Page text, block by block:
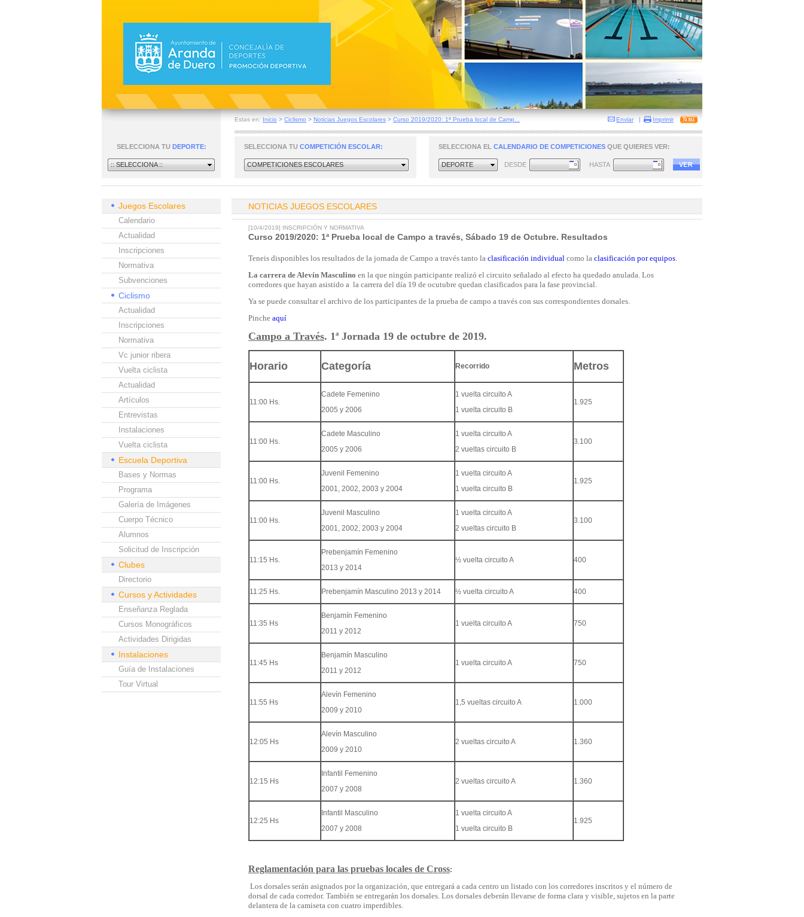
Estas en: Inicio > Ciclismo > Noticias Juegos Escolares > Curso 2019/2020: 1ª Prueba local de Camp... Enviar | Imprimir
SELECCIONA TU DEPORTE:
:: SELECCIONA ::
SELECCIONA TU COMPETICIÓN ESCOLAR:
COMPETICIONES ESCOLARES
SELECCIONA EL CALENDARIO DE COMPETICIONES QUE QUIERES VER:
DEPORTE DESDE HASTA
Juegos Escolares
Calendario
Actualidad
Inscripciones
Normativa
Subvenciones
Ciclismo
Actualidad
Inscripciones
Normativa
Vc junior ribera
Vuelta ciclista
Actualidad
Artículos
Entrevistas
Instalaciones
Vuelta ciclista
Escuela Deportiva
Bases y Normas
Programa
Galería de Imágenes
Cuerpo Técnico
Alumnos
Solicitud de Inscripción
Clubes
Directorio
Cursos y Actividades
Enseñanza Reglada
Cursos Monográficos
Actividades Dirigidas
Instalaciones
Guía de Instalaciones
Tour Virtual
NOTICIAS JUEGOS ESCOLARES
[10/4/2019] INSCRIPCIÓN Y NORMATIVA
Curso 2019/2020: 1ª Prueba local de Campo a través, Sábado 19 de Octubre. Resultados
Teneis disponibles los resultados de la jornada de Campo a través tanto la clasificación individual como la clasificación por equipos.
La carrera de Alevín Masculino en la que ningún participante realizó el circuito señalado al efecto ha quedado anulada. Los
corredores que hayan asistido a la carrera del día 19 de ocutubre quedan clasificados para la fase provincial.
Ya se puede consultar el archivo de los participantes de la prueba de campo a través con sus correspondientes dorsales.
Pinche aquí
Campo a Través. 1ª Jornada 19 de octubre de 2019.
Horario Categoría Recorrido Metros
11:00 Hs.
Cadete Femenino
2005 y 2006
1 vuelta circuito A
1 vuelta circuito B
1.925
11:00 Hs.
Cadete Masculino
2005 y 2006
1 vuelta circuito A
2 vueltas circuito B
3.100
11:00 Hs.
Juvenil Femenino
2001, 2002, 2003 y 2004
1 vuelta circuito A
1 vuelta circuito B
1.925
11:00 Hs.
Juvenil Masculino
2001, 2002, 2003 y 2004
1 vuelta circuito A
2 vueltas circuito B
3.100
11:15 Hs.
Prebenjamín Femenino
2013 y 2014
½ vuelta circuito A 400
11:25 Hs. Prebenjamín Masculino 2013 y 2014 ½ vuelta circuito A 400
11:35 Hs
Benjamín Femenino
2011 y 2012
1 vuelta circuito A 750
11:45 Hs
Benjamín Masculino
2011 y 2012
1 vuelta circuito A 750
11:55 Hs
Alevín Femenino
2009 y 2010
1,5 vueltas circuito A 1.000
12:05 Hs
Alevín Masculino
2009 y 2010
2 vueltas circuito A 1.360
12:15 Hs
Infantil Femenino
2007 y 2008
2 vueltas circuito A 1.360
12:25 Hs
Infantil Masculino
2007 y 2008
1 vuelta circuito A
1 vuelta circuito B
1.925
Reglamentación para las pruebas locales de Cross:
Los dorsales serán asignados por la organización, que entregará a cada centro un listado con los corredores inscritos y el número de
dorsal de cada corredor. También se entregarán los dorsales. Los dorsales deberán llevarse de forma clara y visible, sujetos en la parte
delantera de la camiseta con cuatro imperdibles.